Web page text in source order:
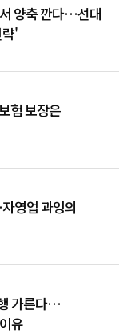
양축 깐다…선대
'
험 보장은
영업 과잉의
가른다…
유